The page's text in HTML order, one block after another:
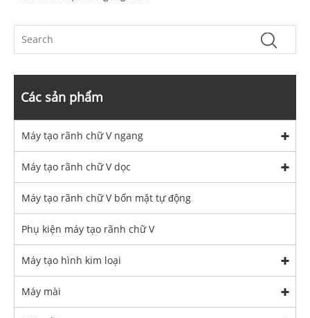
Các sản phẩm
Máy tạo rãnh chữ V ngang
Máy tạo rãnh chữ V dọc
Máy tạo rãnh chữ V bốn mặt tự động
Phụ kiện máy tạo rãnh chữ V
Máy tạo hình kim loại
Máy mài